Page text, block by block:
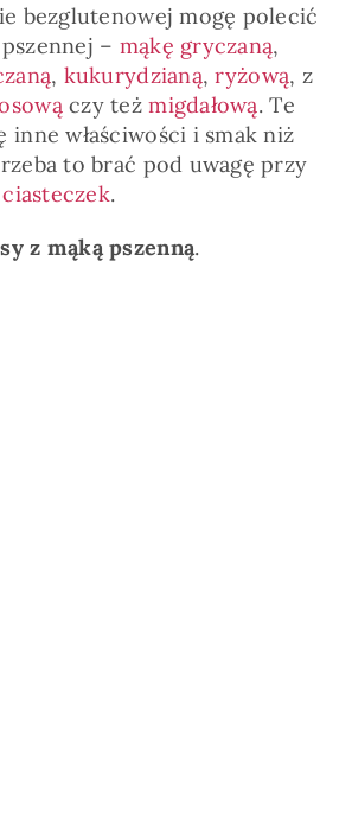
bezglutenowej mogę polecić
– mąkę gryczaną,
, kukurydzianą,ryżową, z
czy teżmigdałową. Te
inne właściwości i smak niż
to brać pod uwagę przy
ciasteczek.
z mąką pszenną.